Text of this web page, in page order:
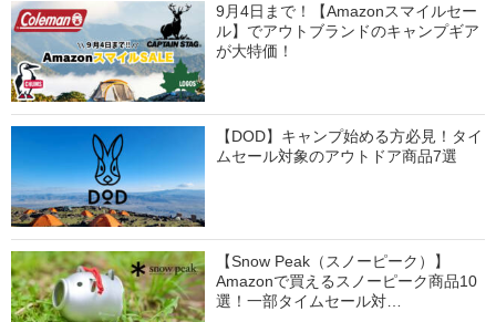
9月4日まで！【Amazonスマイルセー
ル】でアウトブランドのキャンプギア
が大特価！
【DOD】キャンプ始める方必見！タイ
ムセール対象のアウトドア商品7選
【Snow Peak（スノーピーク）】
Amazonで買えるスノーピーク商品10
選！一部タイムセール対…